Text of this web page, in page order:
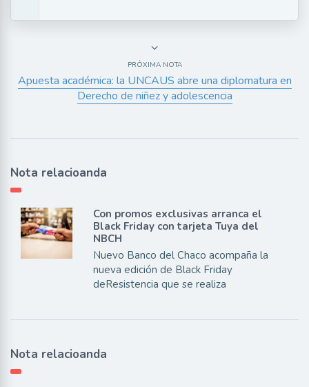
PRÓXIMA NOTA
Apuesta académica: la UNCAUS abre una diplomatura en
Derecho de niñez y adolescencia
Nota relacioanda
Con promos exclusivas arranca el
Black Friday con tarjeta Tuya del
NBCH
Nuevo Banco del Chaco acompaña la
nueva edición de Black Friday
deResistencia que se realiza
Nota relacioanda